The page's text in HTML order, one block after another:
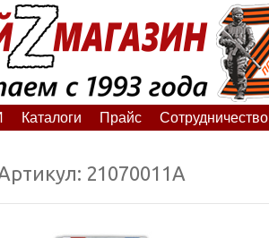
Каталоги Прайс Сотрудничество
21070011А